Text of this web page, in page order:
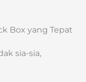
Box yang Tepat
sia-sia,